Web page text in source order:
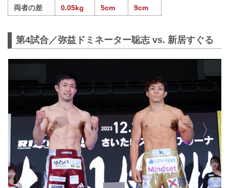
両者の差
0.05kg 5cm 9cm
第4試合／弥益ドミネーター聡志 vs. 新居すぐる